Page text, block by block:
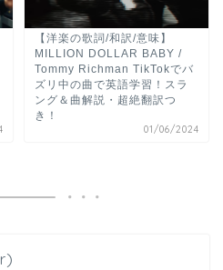
【洋楽の歌詞/和訳/意味】
MILLION DOLLAR BABY /
Tommy Richman TikTokでバ
ズリ中の曲で英語学習！スラ
ング＆曲解説・超絶翻訳つ
き！
01/06/2024